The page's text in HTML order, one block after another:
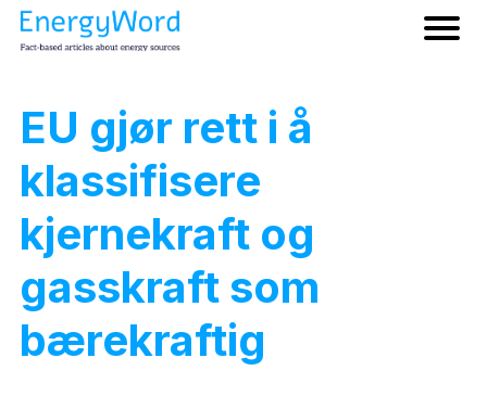
EU gjør rett i å
klassifisere
kjernekraft og
gasskraft som
bærekraftig